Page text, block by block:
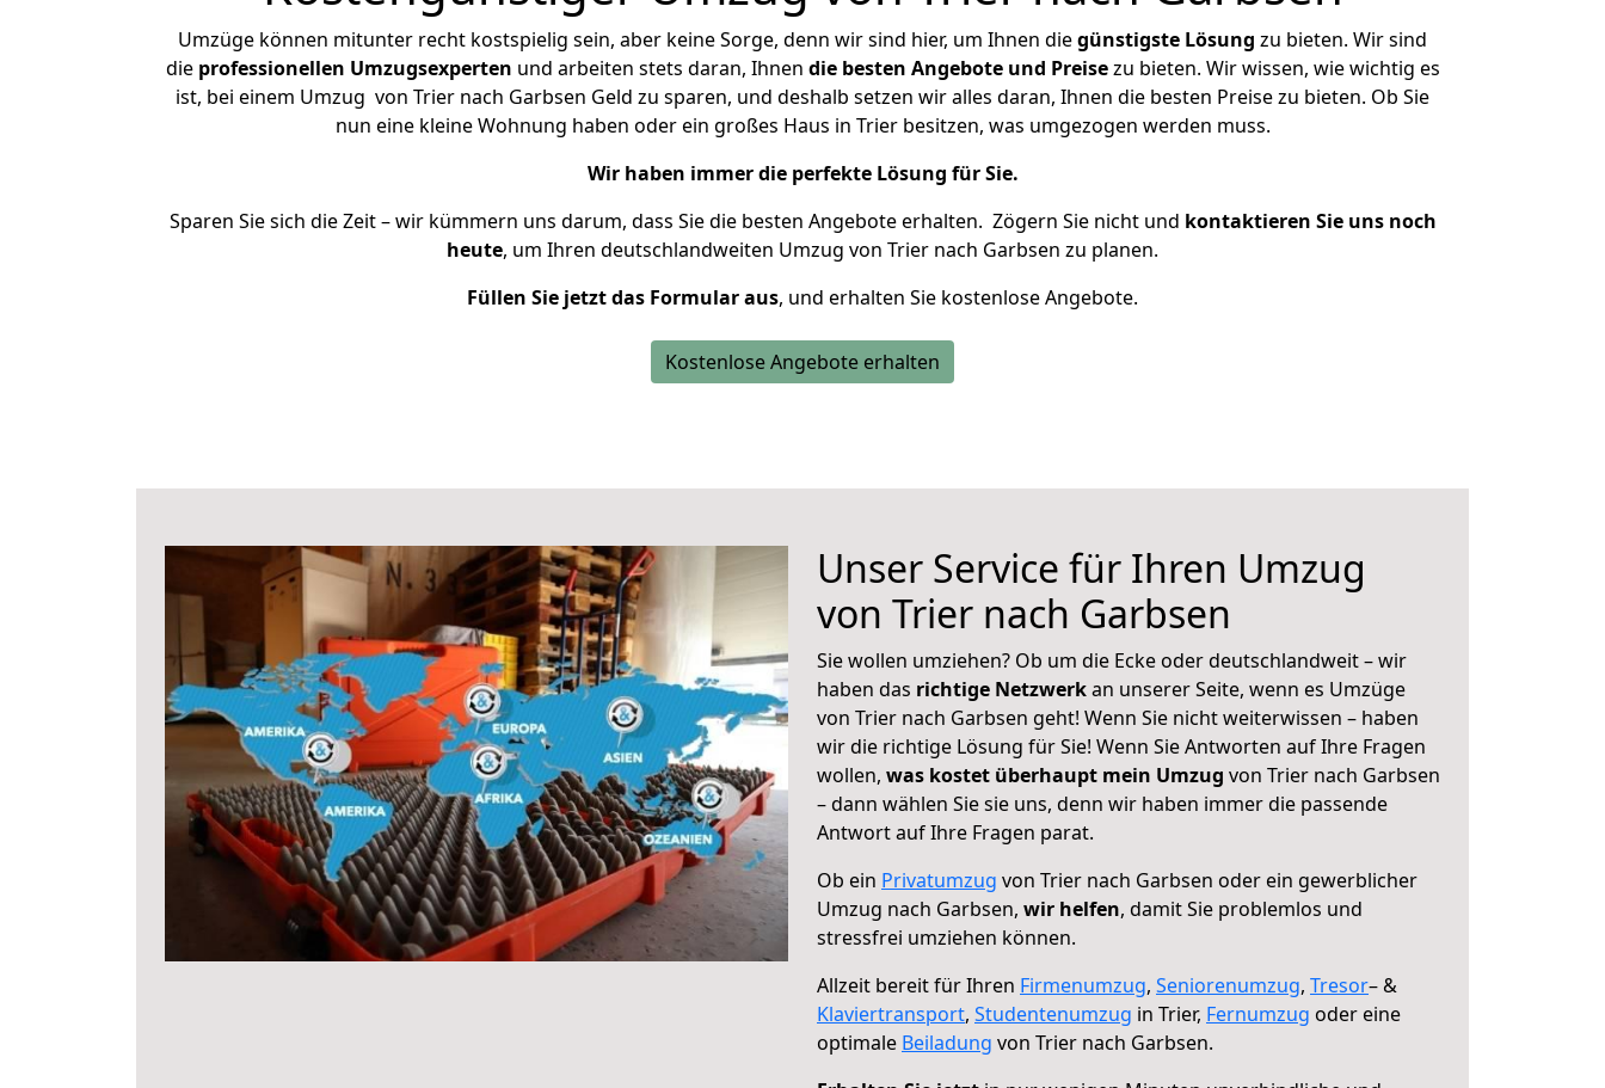
Umzüge können mitunter recht kostspielig sein, aber keine Sorge, denn wir sind hier, um Ihnen diegünstigste Lösung zu bieten. Wir sind
die professionellen Umzugsexperten und arbeiten stets daran, Ihnen die besten Angebote und Preisezu bieten. Wir wissen, wie wichtig es
ist, bei einem Umzug von Trier nach Garbsen Geld zu sparen, und deshalb setzen wir alles daran, Ihnen die besten Preise zu bieten. Ob Sie
nun eine kleine Wohnung haben oder ein großes Haus in Trier besitzen, was umgezogen werden muss.
Wir haben immer die perfekte Lösung für Sie.
Sparen Sie sich die Zeit – wir kümmern uns darum, dass Sie die besten Angebote erhalten. Zögern Sie nicht und kontaktieren Sie uns noch
heute, um Ihren deutschlandweiten Umzug von Trier nach Garbsen zu planen.
Füllen Sie jetzt das Formular aus, und erhalten Sie kostenlose Angebote.
Kostenlose Angebote erhalten
Unser Service für Ihren Umzug
von Trier nach Garbsen
Sie wollen umziehen? Ob um die Ecke oder deutschlandweit – wir
haben das richtige Netzwerkan unserer Seite, wenn es Umzüge
von Trier nach Garbsen geht! Wenn Sie nicht weiterwissen – haben
wir die richtige Lösung für Sie! Wenn Sie Antworten auf Ihre Fragen
wollen, was kostet überhaupt mein Umzug von Trier nach Garbsen
– dann wählen Sie sie uns, denn wir haben immer die passende
Antwort auf Ihre Fragen parat.
Ob ein Privatumzug von Trier nach Garbsen oder ein gewerblicher
Umzug nach Garbsen, wir helfen, damit Sie problemlos und
stressfrei umziehen können.
Allzeit bereit für Ihren Firmenumzug, Seniorenumzug, Tresor– &
Klaviertransport, Studentenumzug in Trier, Fernumzug oder eine
optimale Beiladung von Trier nach Garbsen.